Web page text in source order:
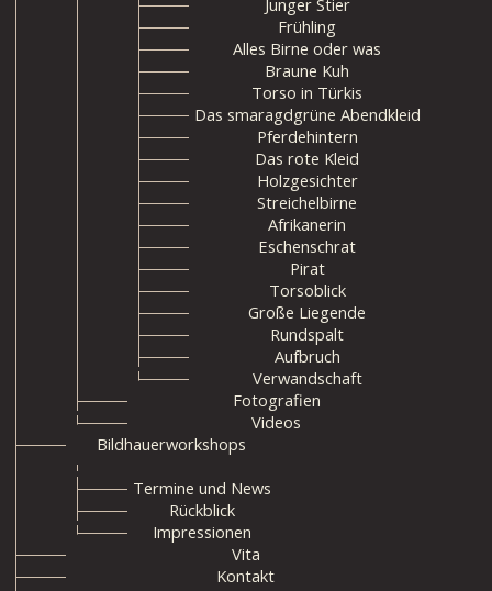
Frühling
Alles Birne oder was
Braune Kuh
Torso in Türkis
Das smaragdgrüne Abendkleid
Pferdehintern
Das rote Kleid
Holzgesichter
Streichelbirne
Afrikanerin
Eschenschrat
Pirat
Torsoblick
Große Liegende
Rundspalt
Aufbruch
Verwandschaft
Fotografien
Videos
Bildhauerworkshops
Termine und News
Rückblick
Impressionen
Vita
Kontakt